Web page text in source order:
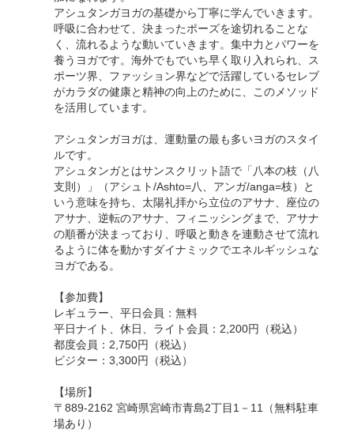
アシュタンガヨガの基礎から丁寧に学んでいきます。
呼吸に合わせて、決まったポーズを途切れることな
く、流れるような動いていきます。集中力とパワーを
養うヨガです。海外でもでいち早く取り入れられ、ス
ポーツ界、ファッション界などで活躍しているセレブ
がカラダの健康と精神の向上のために、このメソッド
を活用しています。
アシュタンガヨガは、運動量の最も多いヨガのスタイ
ルです。
アシュタンガとはサンスクリット語で「八本の枝（八
支則）」（アシュト/Ashto=八、アンガ/anga=枝）と
いう意味を持ち、太陽礼拝から立位のアサナ、座位の
アサナ、逆転のアサナ、フィニッシングまで、アサナ
の順番が決まっており、呼吸と動きを連動させて流れ
るように体を動かすダイナミックでエネルギッシュな
ヨガである。
【参加費】
レギュラー、平日会員：無料
平日ナイト、休日、ライト会員：2,200円（税込）
都度会員：2,750円（税込）
ビジター：3,300円（税込）
【場所】
〒889-2162 宮崎県宮崎市青島2丁目1－11（無料駐車
場あり）